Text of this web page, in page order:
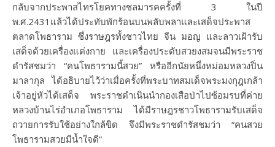
กลับจากประพาสไทรโยคทางชลมารคครั้งที่ 3 ในปี
พ.ศ.2431แล้วได้ประทับพักร้อนบนพลับพลาและเสด็จประพาส
ตลาดโพธาราม ซึ่งราษฎรทั้งชาวไทย จีน มอญ และลาวเฝ้ารับ
เสด็จด้วยเครื่องแต่งกาย และเครื่องประดับสวยงสมจนมีพระราช
ดำรัสชมว่า “คนโพธารามนี้สวย” หรืออีกนัยหนึ่งหม่อมหลวงปิ่น
มาลากุล ได้อธิบายไว้ว่าเมื่อครั้งที่พระบาทสมเด็จพระมงกุฎเกล้า
เจ้าอยู่หัวได้เสด็จ พระราชดำเนินนำกองเสือป่าไปซ้อมรบที่ค่าย
หลวงบ้านไร่อำเภอโพธาราม ได้มีราษฎรชาวโพธารามรับเสด็จ
ถวายการรับใช้อย่างใกล้ขิด จึงมีพระราชดำรัสชมว่า “คนสวย
โพธารามสวยมีน้ำใจดี”